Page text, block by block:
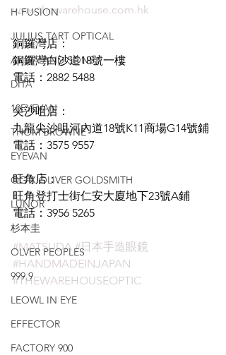
H-FUSION
JULIUS TART OPTICAL
AKIRA AND SONS
DITA
10EYEVAN
THOM BROWNE
EYEVAN
OG X OLIVER GOLDSMITH
LUNOR
杉本圭
OLVER PEOPLES
999.9
LEOWL IN EYE
EFFECTOR
FACTORY 900
www.thewarehouse.com.hk
銅鑼灣店：
銅鑼灣白沙道18號一樓
電話：2882 5488
尖沙咀店：
九龍尖沙咀河內道18號K11商場G14號鋪
電話：3575 9557
旺角店：
旺角登打士街仁安大廈地下23號A鋪
電話：3956 5265
#MATSUDA #日本手造眼鏡
#HANDMADEINJAPAN
#THEWAREHOUSEOPTIC